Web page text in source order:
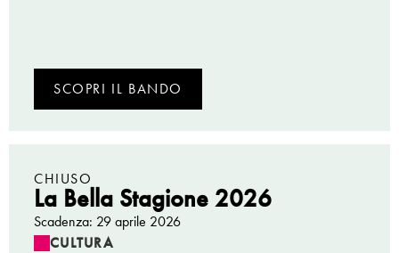
SCOPRI IL BANDO
CHIUSO
La Bella Stagione 2026
Scadenza: 29 aprile 2026
CULTURA